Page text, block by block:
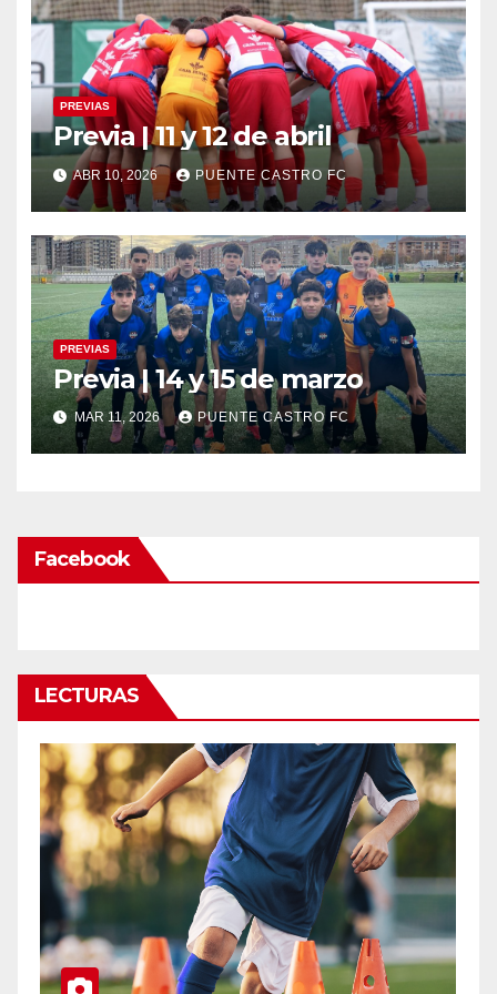
PREVIAS
Previa | 11 y 12 de abril
ABR 10, 2026 PUENTE CASTRO FC
PREVIAS
Previa | 14 y 15 de marzo
MAR 11, 2026 PUENTE CASTRO FC
Facebook
LECTURAS